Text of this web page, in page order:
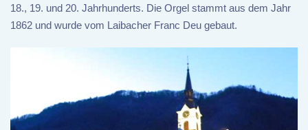
18., 19. und 20. Jahrhunderts. Die Orgel stammt aus dem Jahr
1862 und wurde vom Laibacher Franc Deu gebaut.